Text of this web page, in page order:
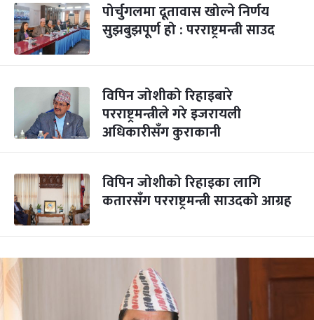
पोर्चुगलमा दूतावास खोल्ने निर्णय
सुझबुझपूर्ण हो : परराष्ट्रमन्त्री साउद
विपिन जोशीको रिहाइबारे
परराष्ट्रमन्त्रीले गरे इजरायली
अधिकारीसँग कुराकानी
विपिन जोशीको रिहाइका लागि
कतारसँग परराष्ट्रमन्त्री साउदको आग्रह